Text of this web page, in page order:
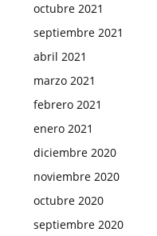
octubre 2021
septiembre 2021
abril 2021
marzo 2021
febrero 2021
enero 2021
diciembre 2020
noviembre 2020
octubre 2020
septiembre 2020